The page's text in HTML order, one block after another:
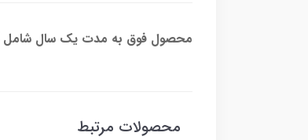
محصول فوق به مدت یک سال شامل
محصولات مرتبط